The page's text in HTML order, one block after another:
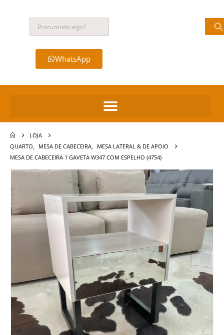
WhatsApp
LOJA
QUARTO
MESA DE CABECEIRA
MESA LATERAL & DE APOIO
MESA DE CABECEIRA 1 GAVETA W347 COM ESPELHO (4754)